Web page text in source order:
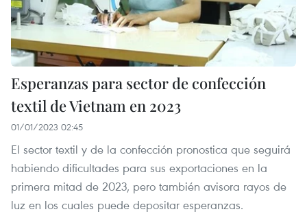
Esperanzas para sector de confección
textil de Vietnam en 2023
01/01/2023 02:45
El sector textil y de la confección pronostica que seguirá
habiendo dificultades para sus exportaciones en la
primera mitad de 2023, pero también avisora rayos de
luz en los cuales puede depositar esperanzas.